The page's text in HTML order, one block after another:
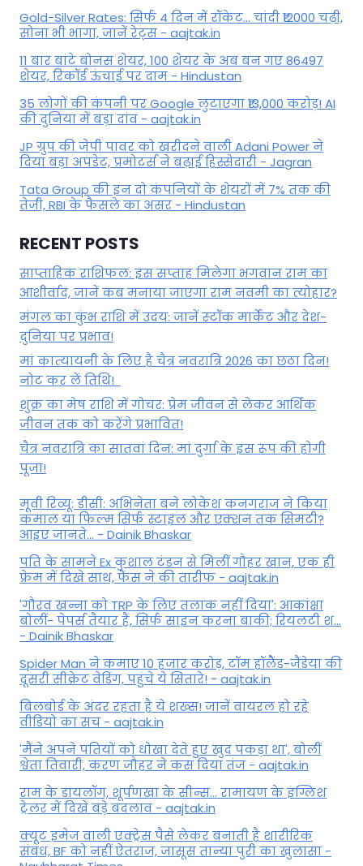
Gold-Silver Rates: सिर्फ 4 दिन में रॉकेट... चांदी ₹12000 चढ़ी,
सोना भी भागा, जानें रेट्स - aajtak.in
11 बार बांटे बोनस शेयर, 100 शेयर के अब बन गए 86497
शेयर, रिकॉर्ड ऊंचाई पर दाम - Hindustan
35 लोगों की कंपनी पर Google लुटाएगा ₹13,000 करोड़! AI
की दुनिया में बड़ा दांव - aajtak.in
JP ग्रुप की जेपी पावर को खरीदने वाली Adani Power ने
दिया बड़ा अपडेट, प्रमोटर्स ने बढ़ाई हिस्सेदारी - Jagran
Tata Group की इन दो कंपनियों के शेयरों में 7% तक की
तेजी, RBI के फैसले का असर - Hindustan
RECENT POSTS
साप्ताहिक राशिफल: इस सप्ताह मिलेगा भगवान राम का
आशीर्वाद, जानें कब मनाया जाएगा राम नवमी का त्योहार?
मंगल का कुंभ राशि में उदय: जानें स्‍टॉक मार्केट और देश-
दुनिया पर प्रभाव!
मां कात्‍यायनी के लिए है चैत्र नवरात्रि 2026 का छठा दिन!
नोट कर लें तिथि!
शुक्र का मेष राशि में गोचर: प्रेम जीवन से लेकर आर्थिक
जीवन तक को करेंगे प्रभावित!
चैत्र नवरात्रि का सातवां दिन: मां दुर्गा के इस रूप की होगी
पूजा!
मूवी रिव्यू: डीसी: अभिनेता बने लोकेश कनगराज ने किया
कमाल या फिल्म सिर्फ स्टाइल और एक्शन तक सिमटी?
आइए जानते... - Dainik Bhaskar
पति के सामने Ex कुशाल टंडन से मिलीं गौहर खान, एक ही
फ्रेम में दिखे साथ, फैंस ने की तारीफ - aajtak.in
'गौरव खन्ना को TRP के लिए तलाक नहीं दिया': आकांक्षा
बोलीं- पेपर्स तैयार हैं, सिर्फ साइन करना बाकी; रियलटी श...
- Dainik Bhaskar
Spider Man ने कमाए 10 हजार करोड़, टॉम हॉलैेंड-जैंडेया की
दूसरी सीक्रेट वेडिंग, पहुंचे ये सितारे! - aajtak.in
बिलबोर्ड के अंदर रहता है ये शख्स! जानें वायरल हो रहे
वीडियो का सच - aajtak.in
'मैंने अपने पतियों को धोखा देते हुए खुद पकड़ा था', बोलीं
श्वेता तिवारी, करण जौहर ने कस दिया तंज - aajtak.in
राम के डायलॉग, शूर्पणखा के सीन्स... रामायण के इंग्लिश
ट्रेलर में दिखे बड़े बदलाव - aajtak.in
क्यूट इमेज वाली एक्ट्रेस पैसे लेकर बनाती है शारीरिक
संबंध, BF को नहीं ऐतराज, जासूस तान्‍या पुरी का खुलासा -